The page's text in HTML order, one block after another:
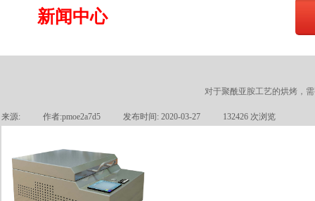
新闻中心
对于聚酰亚胺工艺的烘烤，
来源: 作者:pmoe2a7d5 发布时间: 2020-03-27 132426 次浏览